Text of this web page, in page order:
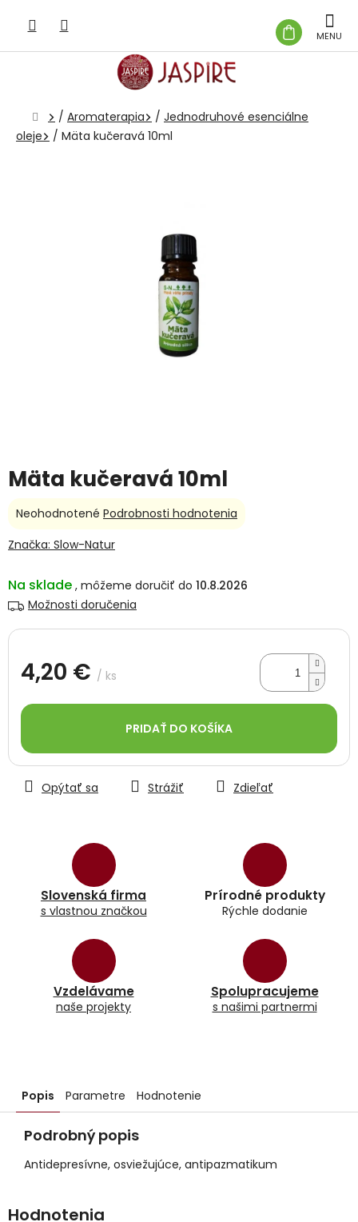
obsah
KOŠÍK
Domov
/ Aromaterapia / Jednodruhové esenciálne
oleje
/ Mäta kučeravá 10ml
Mäta kučeravá 10ml
Na sklade
10.8.2026
Možnosti doručenia
4,20 € / ks
cena:
PRIDAŤ DO KOŠÍKA
Slovenská firma
s vlastnou značkou
Prírodné produkty
Rýchle dodanie
Vzdelávame
naše projekty
Spolupracujeme
s našimi partnermi
Opýtať sa Strážiť Zdieľať
Priemerné
produktu
z
5
Neohodnotené Podrobnosti hodnotenia
Značka: Slow-Natur
Popis Parametre Hodnotenie
Podrobný popis
Antidepresívne, osviežujúce, antipazmatikum